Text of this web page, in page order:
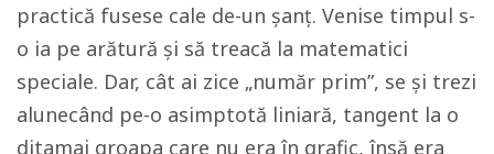
practică fusese cale de-un șanț. Venise timpul s-
o ia pe arătură şi să treacă la matematici
speciale. Dar, cât ai zice „număr prim”, se și trezi
alunecând pe-o asimptotă liniară, tangent la o
ditamai groapa care nu era în grafic, însă era